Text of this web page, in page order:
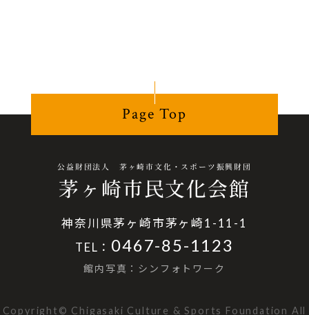
Page Top
公益財団法人 茅ヶ崎市文化・スポーツ振興財団
茅ヶ崎市民文化会館
神奈川県茅ヶ崎市茅ヶ崎1-11-1
TEL： 0467-85-1123
館内写真：シンフォトワーク
Copyright© Chigasaki Culture & Sports Foundation All